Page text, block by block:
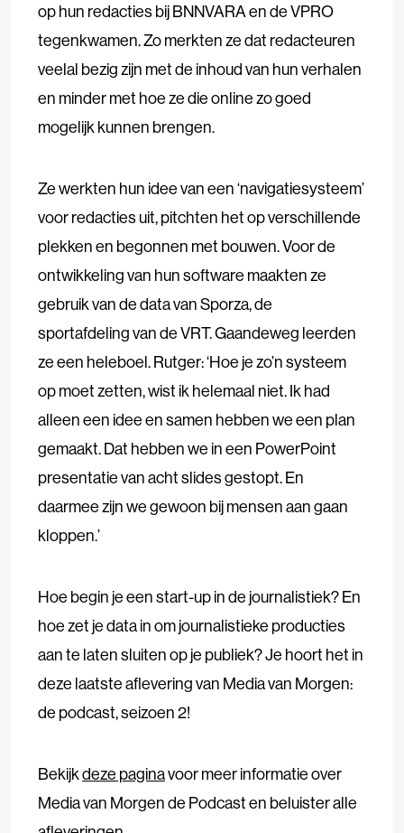
op hun redacties bij BNNVARA en de VPRO
tegenkwamen. Zo merkten ze dat redacteuren
veelal bezig zijn met de inhoud van hun verhalen
en minder met hoe ze die online zo goed
mogelijk kunnen brengen.
Ze werkten hun idee van een ‘navigatiesysteem’
voor redacties uit, pitchten het op verschillende
plekken en begonnen met bouwen. Voor de
ontwikkeling van hun software maakten ze
gebruik van de data van Sporza, de
sportafdeling van de VRT. Gaandeweg leerden
ze een heleboel. Rutger:‘Hoe je zo’n systeem
op moet zetten, wist ik helemaal niet. Ik had
alleen een idee en samen hebben we een plan
gemaakt. Dat hebben we in een PowerPoint
presentatie van acht slides gestopt. En
daarmee zijn we gewoon bij mensen aan gaan
kloppen.’
Hoe begin je een start-up in de journalistiek? En
hoe zet je data in om journalistieke producties
aan te laten sluiten op je publiek? Je hoort het in
deze laatste aflevering van Media van Morgen:
de podcast, seizoen 2!
Bekijkdeze paginavoor meer informatie over
Media van Morgen de Podcast en beluister alle